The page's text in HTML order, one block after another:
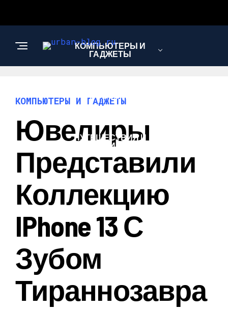
КОМПЬЮТЕРЫ И
ГАДЖЕТЫ
НОВОСТИ
ПУТЕШЕСТВИЯ И
ТУРИЗМ
КОМПЬЮТЕРЫ И ГАДЖЕТЫ
Ювелиры
Представили
Коллекцию
IPhone 13 С
Зубом
Тираннозавра